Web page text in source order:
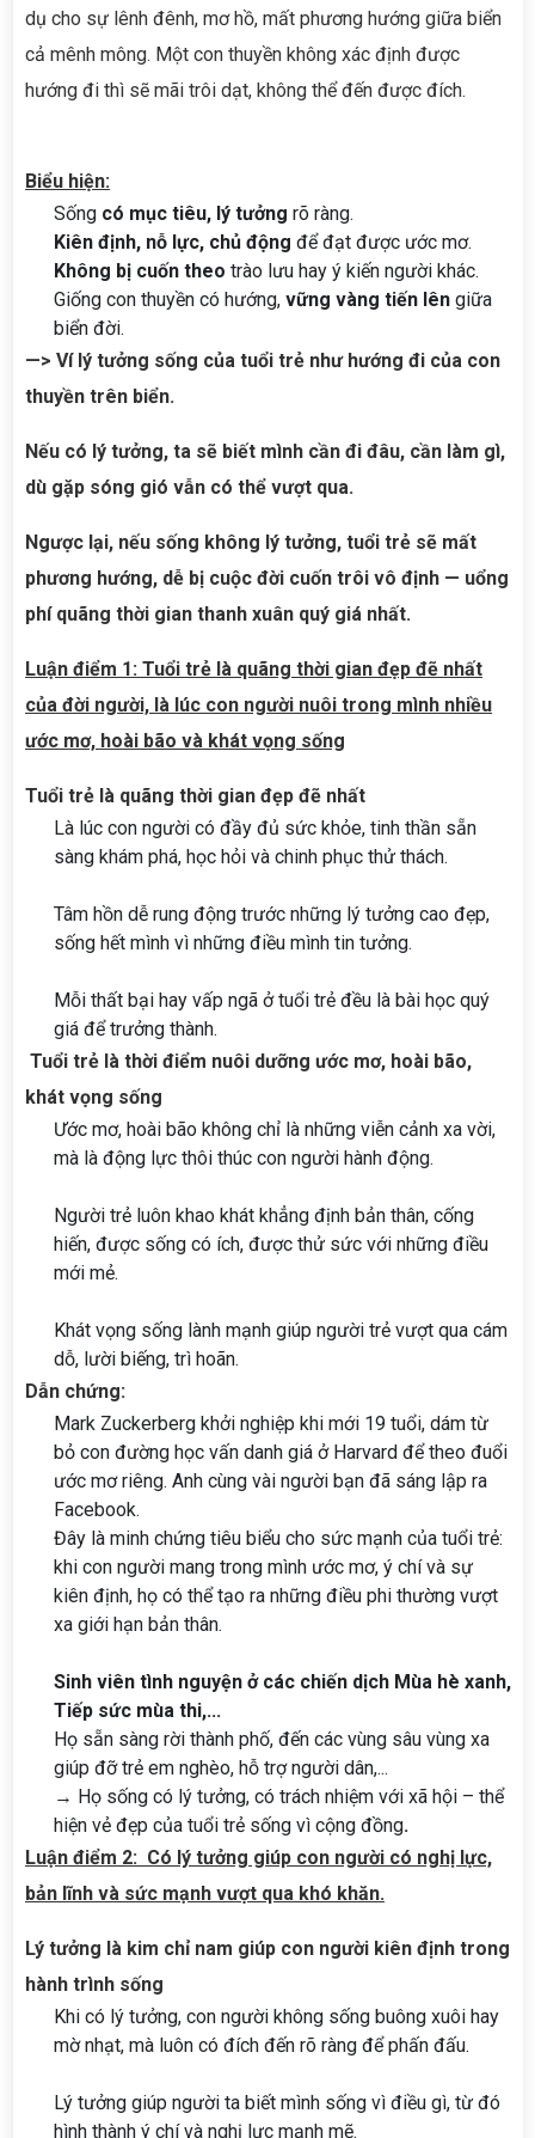
dụ cho sự lênh đênh, mơ hồ, mất phương hướng giữa biển
cả mênh mông. Một con thuyền không xác định được
hướng đi thì sẽ mãi trôi dạt, không thể đến được đích.
Biểu hiện:
Sống có mục tiêu, lý tưởng rõ ràng.
Kiên định, nỗ lực, chủ động để đạt được ước mơ.
Không bị cuốn theo trào lưu hay ý kiến người khác.
Giống con thuyền có hướng, vững vàng tiến lên giữa
biển đời.
—> Ví lý tưởng sống của tuổi trẻ như hướng đi của con
thuyền trên biển.
Nếu có lý tưởng, ta sẽ biết mình cần đi đâu, cần làm gì,
dù gặp sóng gió vẫn có thể vượt qua.
Ngược lại, nếu sống không lý tưởng, tuổi trẻ sẽ mất
phương hướng, dễ bị cuộc đời cuốn trôi vô định — uổng
phí quãng thời gian thanh xuân quý giá nhất.
Luận điểm 1: Tuổi trẻ là quãng thời gian đẹp đẽ nhất
của đời người, là lúc con người nuôi trong mình nhiều
ước mơ, hoài bão và khát vọng sống
Tuổi trẻ là quãng thời gian đẹp đẽ nhất
Là lúc con người có đầy đủ sức khỏe, tinh thần sẵn
sàng khám phá, học hỏi và chinh phục thử thách.
Tâm hồn dễ rung động trước những lý tưởng cao đẹp,
sống hết mình vì những điều mình tin tưởng.
Mỗi thất bại hay vấp ngã ở tuổi trẻ đều là bài học quý
giá để trưởng thành.
Tuổi trẻ là thời điểm nuôi dưỡng ước mơ, hoài bão,
khát vọng sống
Ước mơ, hoài bão không chỉ là những viễn cảnh xa vời,
mà là động lực thôi thúc con người hành động.
Người trẻ luôn khao khát khẳng định bản thân, cống
hiến, được sống có ích, được thử sức với những điều
mới mẻ.
Khát vọng sống lành mạnh giúp người trẻ vượt qua cám
dỗ, lười biếng, trì hoãn.
Dẫn chứng:
Mark Zuckerberg khởi nghiệp khi mới 19 tuổi, dám từ
bỏ con đường học vấn danh giá ở Harvard để theo đuổi
ước mơ riêng. Anh cùng vài người bạn đã sáng lập ra
Facebook.
Đây là minh chứng tiêu biểu cho sức mạnh của tuổi trẻ:
khi con người mang trong mình ước mơ, ý chí và sự
kiên định, họ có thể tạo ra những điều phi thường vượt
xa giới hạn bản thân.
Sinh viên tình nguyện ở các chiến dịch Mùa hè xanh,
Tiếp sức mùa thi,...
Họ sẵn sàng rời thành phố, đến các vùng sâu vùng xa
giúp đỡ trẻ em nghèo, hỗ trợ người dân,...
→ Họ sống có lý tưởng, có trách nhiệm với xã hội – thể
hiện vẻ đẹp của tuổi trẻ sống vì cộng đồng.
Luận điểm 2: Có lý tưởng giúp con người có nghị lực,
bản lĩnh và sức mạnh vượt qua khó khăn.
Lý tưởng là kim chỉ nam giúp con người kiên định trong
hành trình sống
Khi có lý tưởng, con người không sống buông xuôi hay
mờ nhạt, mà luôn có đích đến rõ ràng để phấn đấu.
Lý tưởng giúp người ta biết mình sống vì điều gì, từ đó
hình thành ý chí và nghị lực mạnh mẽ.